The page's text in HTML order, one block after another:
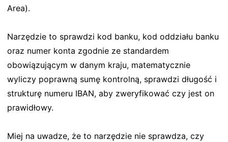
Area).
Narzędzie to sprawdzi kod banku, kod oddziału banku
oraz numer konta zgodnie ze standardem
obowiązującym w danym kraju, matematycznie
wyliczy poprawną sumę kontrolną, sprawdzi długość i
strukturę numeru IBAN, aby zweryfikować czy jest on
prawidłowy.
Miej na uwadze, że to narzędzie nie sprawdza, czy